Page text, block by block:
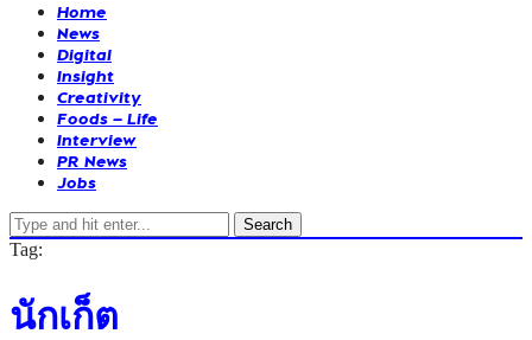
Home
News
Digital
Insight
Creativity
Foods – Life
Interview
PR News
Jobs
Search
Tag:
นักเก็ต